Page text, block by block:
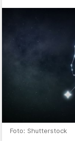
Foto: Shutterstock